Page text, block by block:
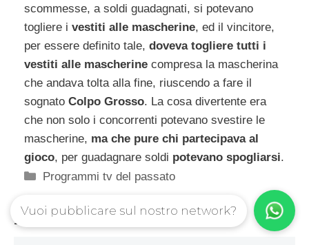
scommesse, a soldi guadagnati, si potevano
togliere i vestiti alle mascherine, ed il vincitore,
per essere definito tale, doveva togliere tutti i
vestiti alle mascherine compresa la mascherina
che andava tolta alla fine, riuscendo a fare il
sognato Colpo Grosso. La cosa divertente era
che non solo i concorrenti potevano svestire le
mascherine, ma che pure chi partecipava al
gioco, per guadagnare soldi potevano spogliarsi.
Categorie
Programmi tv del passato
Pagina
1 PaginaPagina
3
Vuoi pubblicare sul nostro network?